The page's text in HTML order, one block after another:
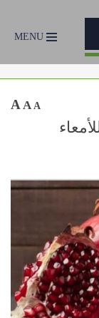
MENU
A A A